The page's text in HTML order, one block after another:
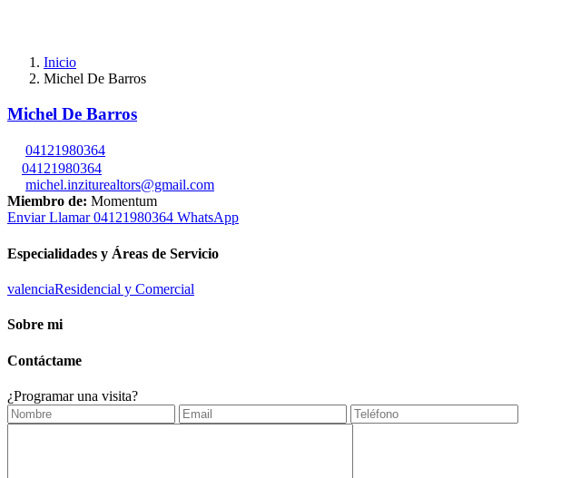
Inicio
Michel De Barros
Michel De Barros
04121980364
04121980364
michel.inziturealtors@gmail.com
Miembro de: Momentum
EnviarLlamar04121980364 WhatsApp
Especialidades y Áreas de Servicio
valenciaResidencial y Comercial
Sobre mi
Contáctame
¿Programar una visita?